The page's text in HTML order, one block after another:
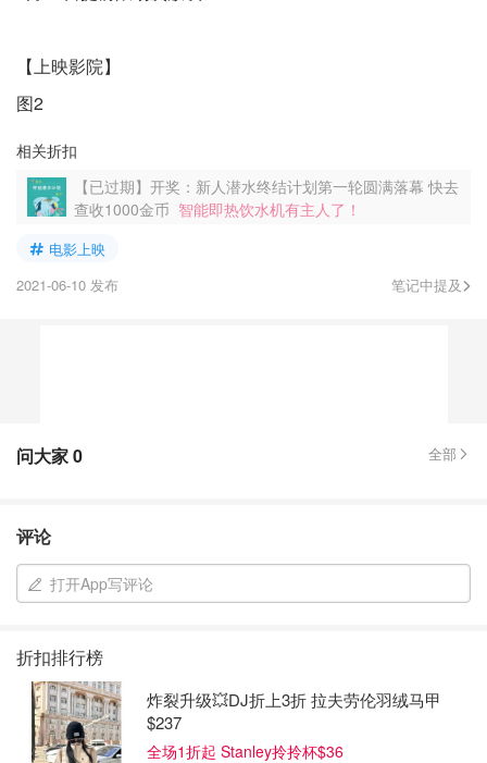
【上映影院】
图2
相关折扣
【已过期】开奖：新人潜水终结计划第一轮圆满落幕 快去
查收1000金币 智能即热饮水机有主人了！
电影上映
2021-06-10 发布
笔记中提及
问大家0 全部
评论
打开App写评论
折扣排行榜
炸裂升级💥DJ折上3折 拉夫劳伦羽绒马甲
$237
全场1折起 Stanley拎拎杯$36